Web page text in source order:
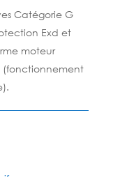
Catégorie G
Exd et
moteur
(fonctionnement